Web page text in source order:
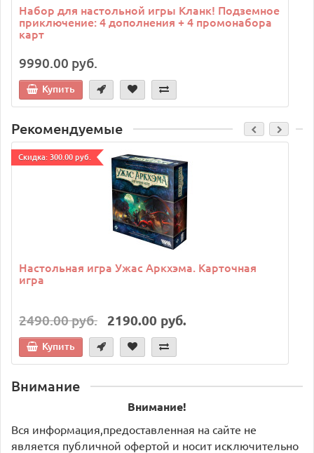
Набор для настольной игры Кланк! Подземное
приключение: 4 дополнения + 4 промонабора
карт
9990.00 руб.
Купить
Рекомендуемые
Cкидка: 300.00 руб.
Настольная игра Ужас Аркхэма. Карточная
игра
2490.00 руб. 2190.00 руб.
Купить
Внимание
Внимание!
Вся информация,предоставленная на сайте не
является публичной офертой и носит исключительно